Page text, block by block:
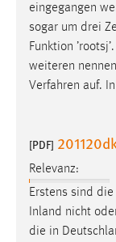
eingegangen
sogar um drei
Funktion
weiteren
Verfahren auf.
[PDF]
Relevanz:
Erstens sind
Inland nicht
die in